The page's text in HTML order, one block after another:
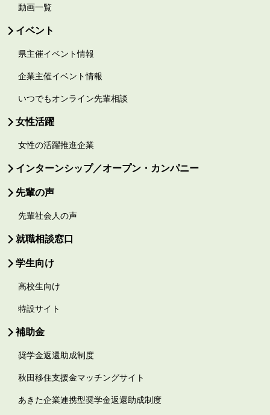
動画一覧
イベント
県主催イベント情報
企業主催イベント情報
いつでもオンライン先輩相談
女性活躍
女性の活躍推進企業
インターンシップ／オープン・カンパニー
先輩の声
先輩社会人の声
就職相談窓口
学生向け
高校生向け
特設サイト
補助金
奨学金返還助成制度
秋田移住支援金マッチングサイト
あきた企業連携型奨学金返還助成制度